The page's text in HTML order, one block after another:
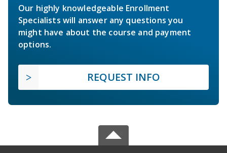
Our highly knowledgeable Enrollment
Specialists will answer any questions you
might have about the course and payment
options.
REQUEST INFO